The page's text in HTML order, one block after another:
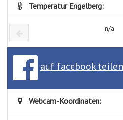
Temperatur Engelberg:
n/a
auf facebook teilen
Webcam-Koordinaten: